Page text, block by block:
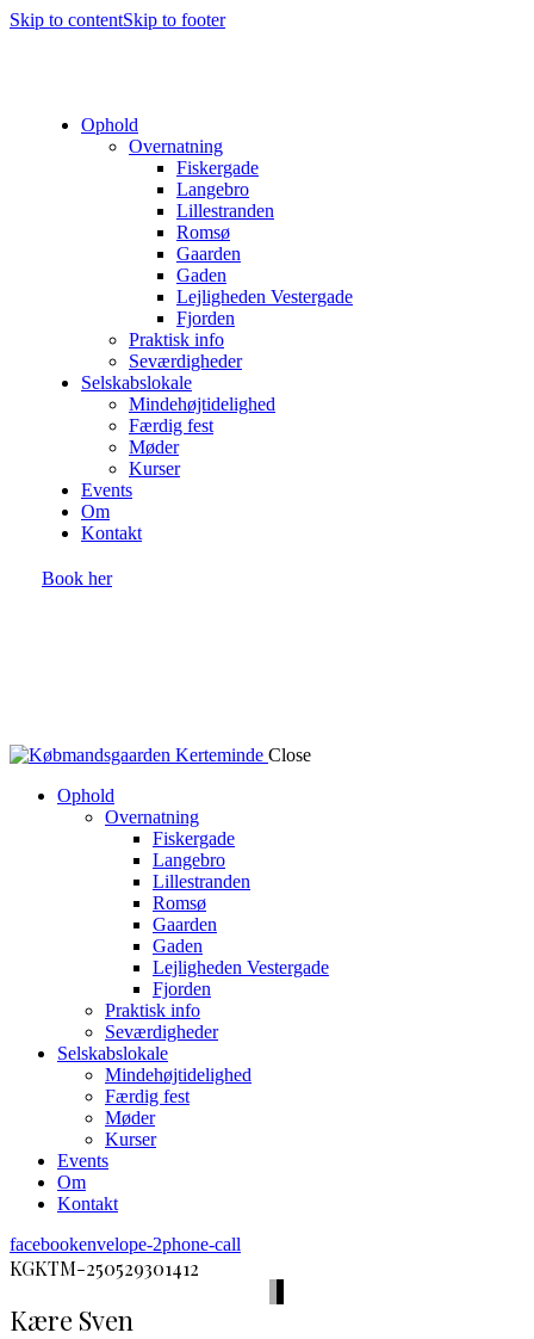
Skip to contentSkip to footer
Ophold
Overnatning
Fiskergade
Langebro
Lillestranden
Romsø
Gaarden
Gaden
Lejligheden Vestergade
Fjorden
Praktisk info
Seværdigheder
Selskabslokale
Mindehøjtidelighed
Færdig fest
Møder
Kurser
Events
Om
Kontakt
Book her
Close
Ophold
Overnatning
Fiskergade
Langebro
Lillestranden
Romsø
Gaarden
Gaden
Lejligheden Vestergade
Fjorden
Praktisk info
Seværdigheder
Selskabslokale
Mindehøjtidelighed
Færdig fest
Møder
Kurser
Events
Om
Kontakt
facebookenvelope-2phone-call
KGKTM-250529301412
Kære Sven